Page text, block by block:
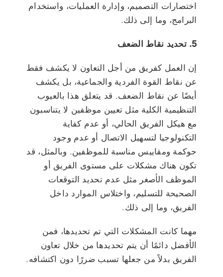
اختصارات التصميم، وإدارة العمليات، واستخدام
البرامج، وما إلى ذلك.
5. تحديد نقاط الضعف
إن العمل كفريق من أجل التعاون لا يكشف فقط
عن نقاط القوة الفردية والجماعية، بل يكشف
أيضًا عن نقاط الضعف. قد يتعلق هذا بالعيوب
التنظيمية الكلية مثل تعيين موظفين لا يتناسبون
مع هيكل الفريق الحالي، أو عدم كفاية
التكنولوجيا لتسهيل الاتصال أو عدم وجود
حوكمة ومقاييس مناسبة للموظفين. وبالمثل، قد
تكون هناك مشكلات على مستوى الفريق أو
الموظف الأصغر مثل عدم تحديد التوقعات
الصحيحة للتسليم، واختلاس الموارد داخل
الفريق، وما إلى ذلك.
مهما كانت المشكلات التي تم تحديدها، فمن
الأفضل دائمًا أن يتم تحديدها من خلال تعاون
الفريق بدلاً من جعلها تسبب ضررًا دون اكتشافه.